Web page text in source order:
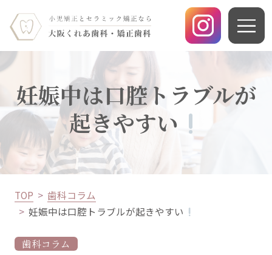
妊娠中は口腔トラブルが
起きやすい
TOP
歯科コラム
妊娠中は口腔トラブルが起きやすい
歯科コラム